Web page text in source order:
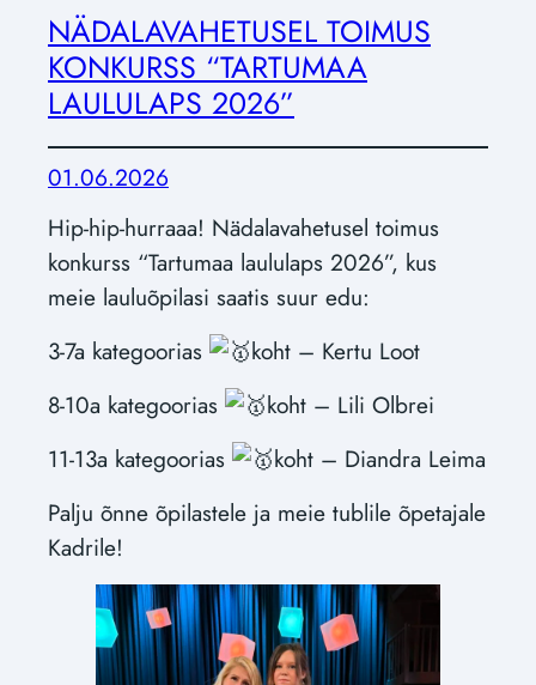
NÄDALAVAHETUSEL TOIMUS
KONKURSS “TARTUMAA
LAULULAPS 2026”
01.06.2026
Hip-hip-hurraaa! Nädalavahetusel toimus
konkurss “Tartumaa laululaps 2026”, kus
meie lauluõpilasi saatis suur edu:
3-7a kategoorias
koht – Kertu Loot
8-10a kategoorias
koht – Lili Olbrei
11-13a kategoorias
koht – Diandra Leima
Palju õnne õpilastele ja meie tublile õpetajale
Kadrile!